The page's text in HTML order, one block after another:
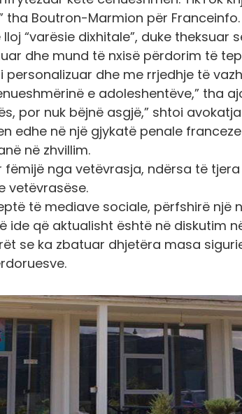
tha Boutron-Marmion për Franceinfo.
“varësie dixhitale”, duke theksuar
dhe mund të nxisë përdorim të
personalizuar dhe me rrjedhje të
e adoleshentëve,” tha
por nuk bëjnë asgjë,” shtoi
edhe në një gjykatë penale
në zhvillim.
nga vetëvrasja, ndërsa të
vetëvrasëse.
të mediave sociale, përfshirë një
ide që aktualisht është në diskutim
se ka zbatuar dhjetëra masa